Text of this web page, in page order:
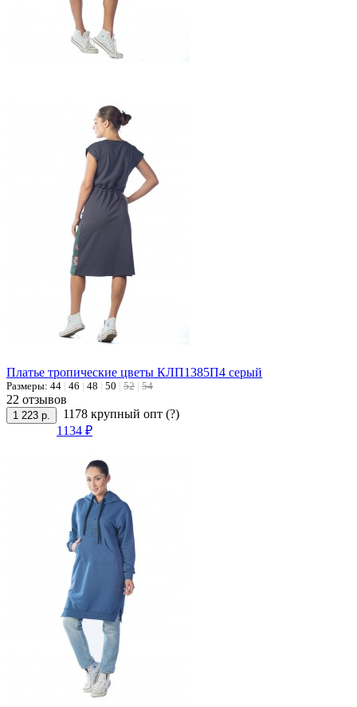
Платье тропические цветы КЛП1385П4 серый
Размеры: 44 | 46 | 48 | 50 | 52 | 54
22 отзывов
1 223 р. 1178 крупный опт (?)
1134 ₽